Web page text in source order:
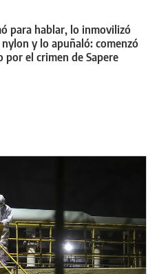
para hablar, lo inmovilizó
y lo apuñaló: comenzó
por el crimen de Sapere